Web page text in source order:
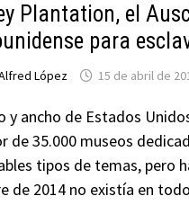
Plantation, el
para
López 15 de abril de
y ancho de Estados
de 35.000 museos
tipos de temas, pero
de 2014 no existía en